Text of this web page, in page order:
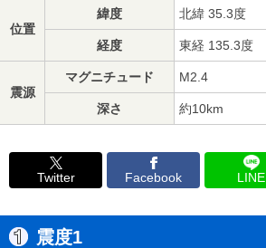
位置
緯度 北緯 35.3度
経度 東経 135.3度
震源
マグニチュード M2.4
深さ 約10km
Twitter Facebook LINE
震度1